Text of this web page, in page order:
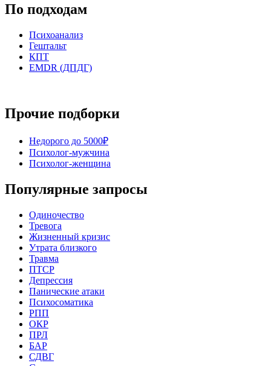
По подходам
Психоанализ
Гештальт
КПТ
EMDR (ДПДГ)
Прочие подборки
Недорого до 5000₽
Психолог-мужчина
Психолог-женщина
Популярные запросы
Одиночество
Тревога
Жизненный кризис
Утрата близкого
Травма
ПТСР
Депрессия
Панические атаки
Психосоматика
РПП
ОКР
ПРЛ
БАР
СДВГ